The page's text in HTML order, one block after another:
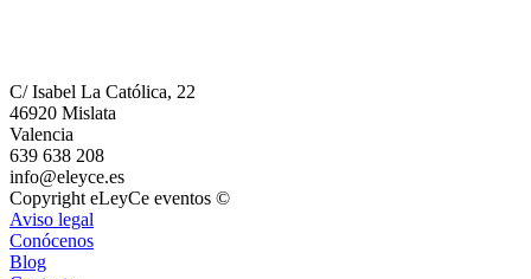
C/ Isabel La Católica, 22
46920 Mislata
Valencia
639 638 208
info@eleyce.es
Copyright eLeyCe eventos ©
Aviso legal
Conócenos
Blog